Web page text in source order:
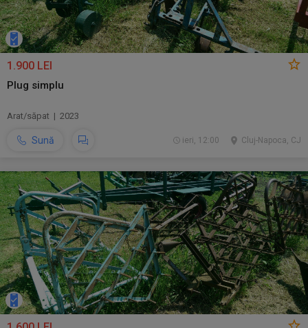
1.900 LEI
Plug simplu
Arat/săpat | 2023
Sună Cluj-Napoca, CJ
ieri, 12:00